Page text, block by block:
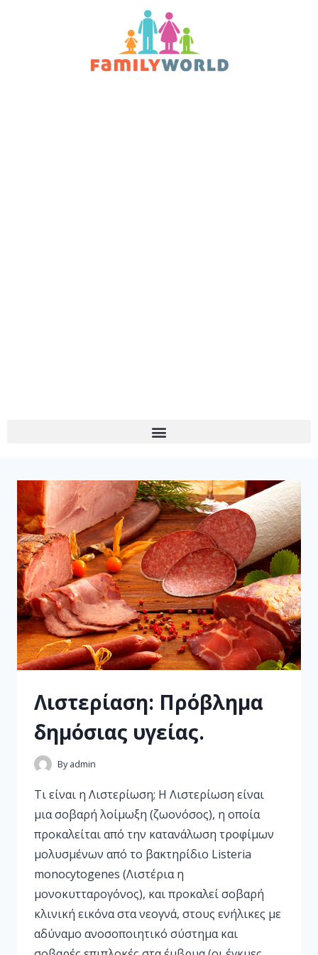
Λιστερίαση: Πρόβλημα
δημόσιας υγείας.
By admin
Τι είναι η Λιστερίωση; Η Λιστερίωση είναι
μια σοβαρή λοίμωξη (ζωονόσος), η οποία
προκαλείται από την κατανάλωση τροφίμων
μολυσμένων από το βακτηρίδιο Listeria
monocytogenes (Λιστέρια η
μονοκυτταρογόνος), και προκαλεί σοβαρή
κλινική εικόνα στα νεογνά, στους ενήλικες με
αδύναμο ανοσοποιητικό σύστημα και